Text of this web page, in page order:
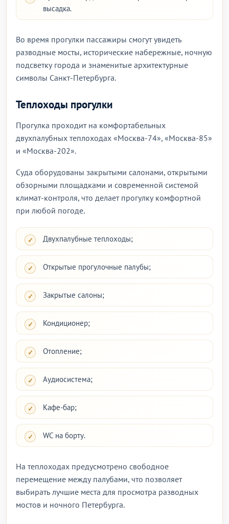
высадка.
Во время прогулки пассажиры смогут увидеть
разводные мосты, исторические набережные, ночную
подсветку города и знаменитые архитектурные
символы Санкт-Петербурга.
Теплоходы прогулки
Прогулка проходит на комфортабельных
двухпалубных теплоходах «Москва-74», «Москва-85»
и «Москва-202».
Суда оборудованы закрытыми салонами, открытыми
обзорными площадками и современной системой
климат-контроля, что делает прогулку комфортной
при любой погоде.
Двухпалубные теплоходы;
Открытые прогулочные палубы;
Закрытые салоны;
Кондиционер;
Отопление;
Аудиосистема;
Кафе-бар;
WC на борту.
На теплоходах предусмотрено свободное
перемещение между палубами, что позволяет
выбирать лучшие места для просмотра разводных
мостов и ночного Петербурга.